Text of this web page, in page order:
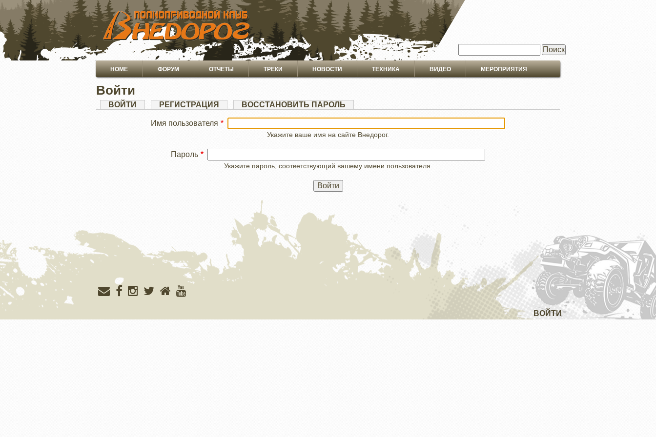
ПЕРЕЙТИ
ОСНОВНОМУ
СОДЕРЖАНИЮ
Основная
навигация
HOME ФОРУМ ОТЧЕТЫ ТРЕКИ НОВОСТИ ТЕХНИКА ВИДЕО МЕРОПРИЯТИЯ
Войти
Главные
ВОЙТИ
(АКТИВНАЯ
РЕГИСТРАЦИЯ ВОССТАНОВИТЬ ПАРОЛЬ
Имя пользователя
Укажите ваше имя на сайте Внедорог.
Пароль
Укажите пароль, соответствующий вашему имени пользователя.
Меню
ВОЙТИ